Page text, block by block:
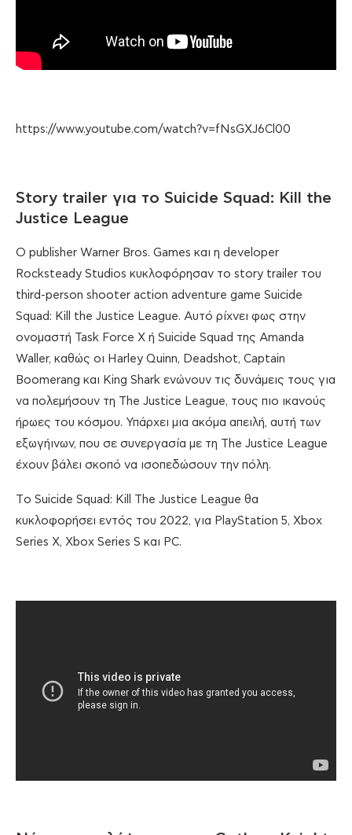
https://www.youtube.com/watch?v=fNsGXJ6Cl00
Story trailer για το Suicide Squad: Kill the
Justice League
O publisher Warner Bros. Games και η developer
Rocksteady Studios κυκλοφόρησαν το story trailer του
third-person shooter action adventure game Suicide
Squad: Kill the Justice League. Αυτό ρίχνει φως στην
ονομαστή Task Force X ή Suicide Squad της Amanda
Waller, καθώς οι Harley Quinn, Deadshot, Captain
Boomerang και King Shark ενώνουν τις δυνάμεις τους για
να πολεμήσουν τη The Justice League, τους πιο ικανούς
ήρωες του κόσμου. Υπάρχει μια ακόμα απειλή, αυτή των
εξωγήινων, που σε συνεργασία με τη The Justice League
έχουν βάλει σκοπό να ισοπεδώσουν την πόλη.
Tο Suicide Squad: Kill The Justice League θα
κυκλοφορήσει εντός του 2022, για PlayStation 5, Xbox
Series X, Xbox Series S και PC.